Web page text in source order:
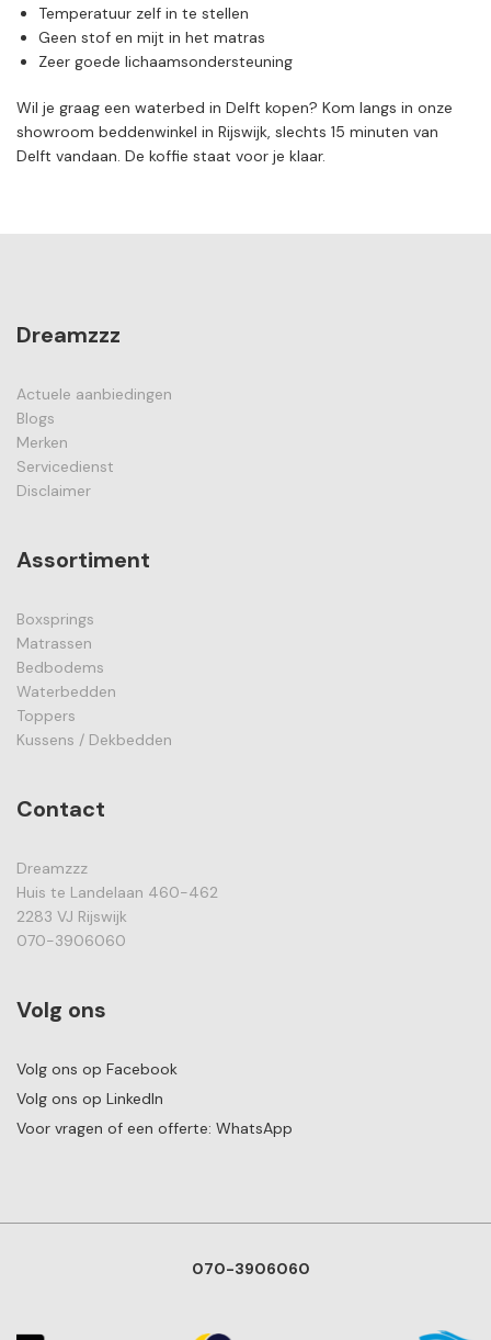
Temperatuur zelf in te stellen
Geen stof en mijt in het matras
Zeer goede lichaamsondersteuning
Wil je graag een waterbed in Delft kopen? Kom langs in onze
showroom beddenwinkel in Rijswijk, slechts 15 minuten van
Delft vandaan. De koffie staat voor je klaar.
Dreamzzz
Actuele aanbiedingen
Blogs
Merken
Servicedienst
Disclaimer
Assortiment
Boxsprings
Matrassen
Bedbodems
Waterbedden
Toppers
Kussens / Dekbedden
Contact
Dreamzzz
Huis te Landelaan 460-462
2283 VJ Rijswijk
070-3906060
Volg ons
Volg ons op Facebook
Volg ons op LinkedIn
Voor vragen of een offerte: WhatsApp
070-3906060